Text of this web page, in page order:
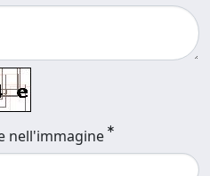
nell'immagine